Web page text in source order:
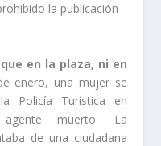
la publicación
en la plaza, ni en
enero, una mujer se
Policía Turística en
muerto. La
de una ciudadana